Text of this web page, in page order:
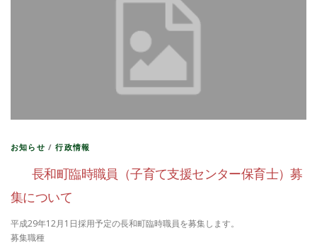
お知らせ /行政情報
長和町臨時職員（子育て支援センター保育士）募
集について
平成29年12月1日採用予定の長和町臨時職員を募集します。
募集職種